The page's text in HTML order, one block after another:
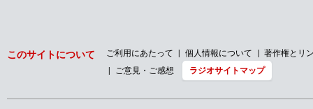
このサイトについて ご利用にあたって 個人情報について
著作権とリ
ご意見・ご感想
ラジオサイトマップ